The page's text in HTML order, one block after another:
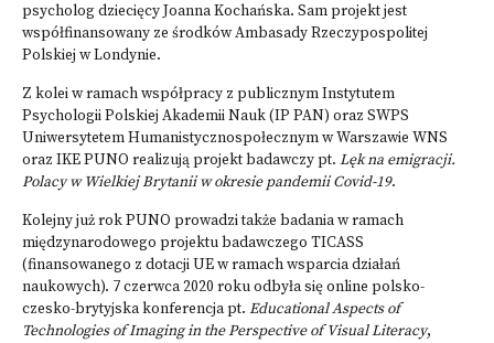
psycholog dziecięcy Joanna Kochańska. Sam projekt jest
współfinansowany ze środków Ambasady Rzeczypospolitej
Polskiej w Londynie.
Z kolei w ramach współpracy z publicznym Instytutem
Psychologii Polskiej Akademii Nauk (IP PAN) oraz SWPS
Uniwersytetem Humanistycznospołecznym w Warszawie WNS
oraz IKE PUNO realizują projekt badawczy pt. Lęk na emigracji.
Polacy w Wielkiej Brytanii w okresie pandemii Covid-19.
Kolejny już rok PUNO prowadzi także badania w ramach
międzynarodowego projektu badawczego TICASS
(finansowanego z dotacji UE w ramach wsparcia działań
naukowych). 7 czerwca 2020 roku odbyła się online polsko-
czesko-brytyjska konferencja pt. Educational Aspects of
Technologies of Imaging in the Perspective of Visual Literacy,